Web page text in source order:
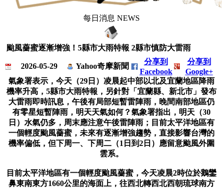
每日消息 NEWS
颱風薔蜜逐漸增強！5縣市大雨特報 2縣市慎防大雷雨
2026-05-29 Yahoo奇摩新聞
分享到
Facebook
分享到
Google+
氣象署表示，今天（29日）凌晨起中部以北及宜蘭地區降雨
機率升高，5縣市大雨特報，另針對「宜蘭縣、新北市」發布
大雷雨即時訊息，午後有局部短暫雷陣雨，晚間南部地區仍
有零星短暫陣雨，明天天氣如何？氣象署指出，明天（30
日）水氣仍多，周末應注意午後雷陣雨；目前太平洋地區有
一個輕度颱風薔蜜，未來有逐漸增強趨勢，直接影響台灣的
機率偏低，但下周一、下周二（1日到2日）應留意颱風外圍
雲系。
目前太平洋地區有一個輕度颱風薔蜜，今天凌晨2時位於鵝鑾
鼻東南東方1660公里的海面上，往西北轉西北西朝琉球南方